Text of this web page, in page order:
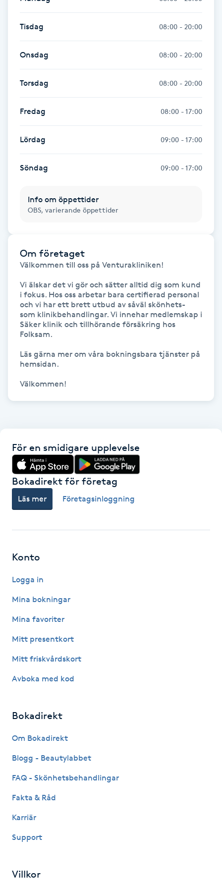
Medium
Megavolymfransar
Melasma
Mesoterapi
MicroPen
Nagelförlängning gelé
Nagelklippning
Nagelsvamp
Nagelvård
Naglar reparation
Naprapati
NBE-massage
O
Tisdag 08:00 - 20:00
Onsdag 08:00 - 20:00
Torsdag 08:00 - 20:00
Fredag 08:00 - 17:00
Lördag 09:00 - 17:00
Söndag 09:00 - 17:00
Info om öppettider
OBS, varierande öppettider
Om företaget
Välkommen till oss på Venturakliniken!
Vi älskar det vi gör och sätter alltid dig som kund
i fokus. Hos oss arbetar bara certifierad personal
och vi har ett brett utbud av såväl skönhets-
som klinikbehandlingar. Vi innehar medlemskap i
Säker klinik och tillhörande försäkring hos
Folksam.
Läs gärna mer om våra bokningsbara tjänster på
hemsidan.
Välkommen!
För en smidigare upplevelse
Bokadirekt för företag
Läs mer Företagsinloggning
Konto
Logga in
Mina bokningar
Mina favoriter
Mitt presentkort
Mitt friskvårdskort
Avboka med kod
Bokadirekt
Om Bokadirekt
Blogg - Beautylabbet
FAQ - Skönhetsbehandlingar
Fakta & Råd
Karriär
Support
Villkor